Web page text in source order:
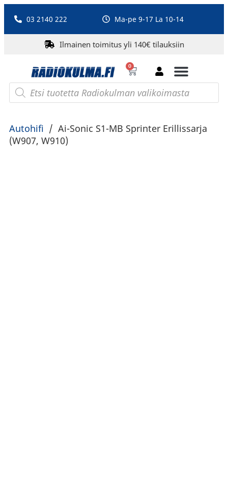
03 2140 222 Ma-pe 9-17 La 10-14
Ilmainen toimitus yli 140€ tilauksiin
0
Autohifi / Ai-Sonic S1-MB Sprinter Erillissarja
(W907, W910)